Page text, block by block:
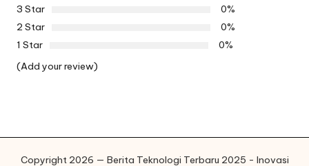
3 Star
0%
2 Star
0%
1 Star
0%
(Add your review)
Copyright 2026 — Berita Teknologi Terbaru 2025 - Inovasi